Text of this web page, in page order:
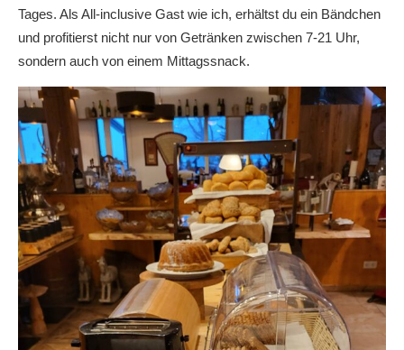
Tages. Als All-inclusive Gast wie ich, erhältst du ein Bändchen
und profitierst nicht nur von Getränken zwischen 7-21 Uhr,
sondern auch von einem Mittagssnack.